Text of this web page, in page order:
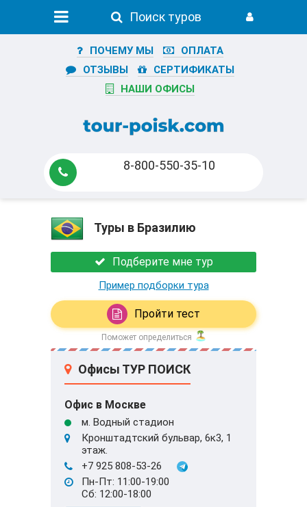
Поиск туров
ПОЧЕМУ МЫ
ОПЛАТА
ОТЗЫВЫ
СЕРТИФИКАТЫ
НАШИ ОФИСЫ
8-800-550-35-10
Туры в Бразилию
Подберите мне тур
Пример подборки тура
Пройти тест
Поможет определиться
Офисы ТУР ПОИСК
Офис в Москве
м. Водный стадион
Кронштадтский бульвар, 6к3, 1
этаж.
+7 925 808-53-26
Пн-Пт: 11:00-19:00
Сб: 12:00-18:00